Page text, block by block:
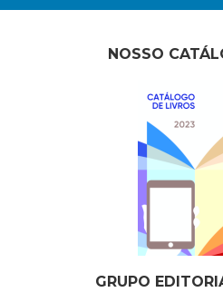
NOSSO
GRUPO